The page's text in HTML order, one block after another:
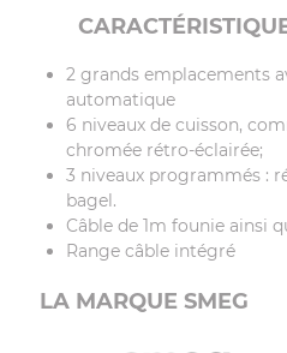
2 grands emplacements
automatique
6 niveaux de cuisson,
chromée rétro-éclairée;
3 niveaux programmés :
bagel.
Câble de 1m founie ainsi
Range câble intégré
LA MARQUE SMEG